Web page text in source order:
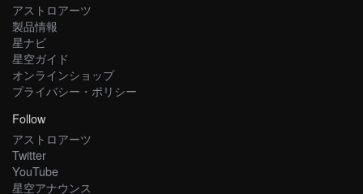
アストロアーツ
製品情報
星ナビ
星空ガイド
オンラインショップ
プライバシー・ポリシー
Follow
アストロアーツ
Twitter
YouTube
星空アナウンス